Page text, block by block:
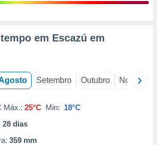
em Escazú em
Setembro Outubro Novembro
Máx.: 25°C Min: 18°C
28 dias
359 mm